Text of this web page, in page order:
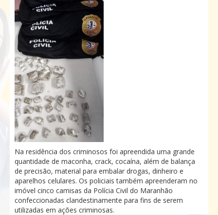
Na residência dos criminosos foi apreendida uma grande
quantidade de maconha, crack, cocaína, além de balança
de precisão, material para embalar drogas, dinheiro e
aparelhos celulares. Os policiais também apreenderam no
imóvel cinco camisas da Polícia Civil do Maranhão
confeccionadas clandestinamente para fins de serem
utilizadas em ações criminosas.